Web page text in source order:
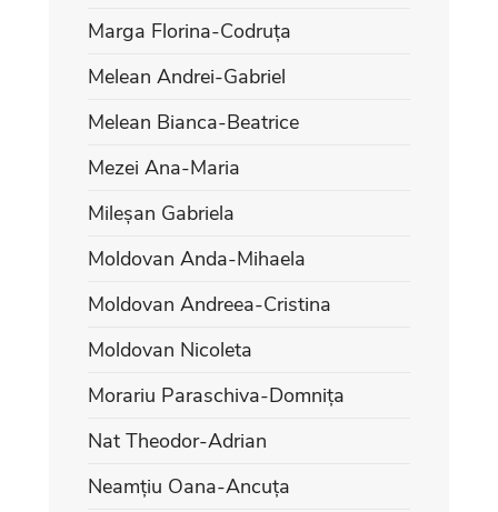
Marga Florina-Codruța
Melean Andrei-Gabriel
Melean Bianca-Beatrice
Mezei Ana-Maria
Mileșan Gabriela
Moldovan Anda-Mihaela
Moldovan Andreea-Cristina
Moldovan Nicoleta
Morariu Paraschiva-Domnița
Nat Theodor-Adrian
Neamțiu Oana-Ancuța